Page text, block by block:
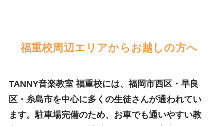
福重校周辺エリアからお越しの方へ
TANNY音楽教室 福重校には、福岡市西区・早良
区・糸島市を中心に多くの生徒さんが通われてい
ます。駐車場完備のため、お車でも通いやすい教